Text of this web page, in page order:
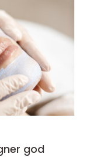
god